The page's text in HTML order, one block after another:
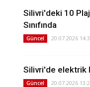
Silivri'deki 10
Sınıfında
Güncel 20.07.2026
Silivri'de elektrik
Güncel 20.07.2026